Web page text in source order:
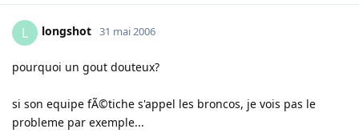
L longshot 31 mai 2006
pourquoi un gout douteux?
si son equipe fÃ©tiche s'appel les broncos, je vois pas le
probleme par exemple...